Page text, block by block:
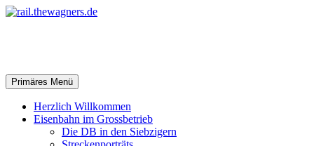
Zum
Suchen
Primäres Menü
Herzlich Willkommen
Eisenbahn im Grossbetrieb
Die DB in den Siebzigern